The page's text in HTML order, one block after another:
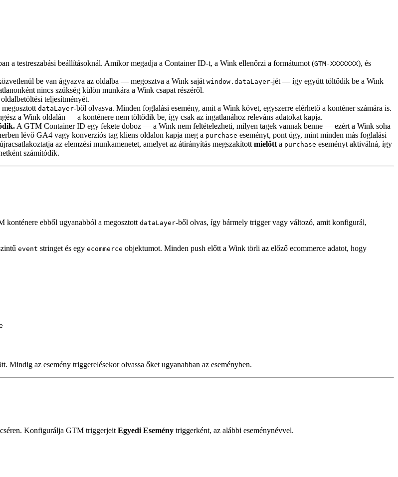
a testreszabási beállításoknál. Amikor megadja a Container ID-t, a Wink ellenőrzi a formátumot (GTM-XXXXXXX), és
be van ágyazva az oldalba — megosztva a Wink saját window.dataLayer-jét — így együtt töltődik be a Wink
nincs szükség külön munkára a Wink csapat részéről.
teljesítményét.
dataLayer-ből olvasva. Minden foglalási esemény, amit a Wink követ, egyszerre elérhető a konténer számára is.
a Wink oldalán — a konténere nem töltődik be, így csak az ingatlanához releváns adatokat kapja.
A GTM Container ID egy fekete doboz — a Wink nem feltételezheti, milyen tagek vannak benne — ezért a Wink soha
lévő GA4 vagy konverziós tag kliens oldalon kapja meg a purchase eseményt, pont úgy, mint minden más foglalási
az elemzési munkamenetet, amelyet az átirányítás megszakított mielőtt a purchase eseményt aktiválná, így
számítódik.
konténere ebből ugyanabból a megosztott dataLayer-ből olvas, így bármely trigger vagy változó, amit konfigurál,
event stringet és egy ecommerce objektumot. Minden push előtt a Wink törli az előző ecommerce adatot, hogy
Mindig az esemény triggerelésekor olvassa őket ugyanabban az eseményben.
Konfigurálja GTM triggerjeit Egyedi Esemény triggerként, az alábbi eseménynévvel.